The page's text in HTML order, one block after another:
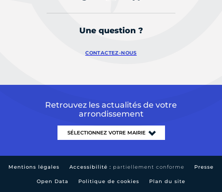
Une question ?
CONTACTEZ-NOUS
Retrouvez les actualités de votre
arrondissement
Mentions légales Accessibilité : partiellement conforme Presse
Open Data Politique de cookies Plan du site